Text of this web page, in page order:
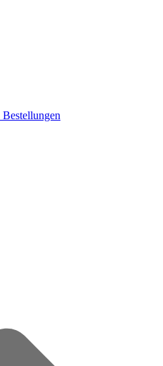
Bestellungen